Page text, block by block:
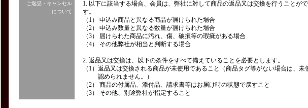
ご返品・キャンセル
について
1. 以下に該当する場合、会員は、弊社に対して商品の返品又は交換を行うことがで
す。
（1） 申込み商品と異なる商品が届けられた場合
（2） 申込み数量と異なる数量が届けられた場合
（3） 届けられた商品に汚れ、傷、破損等の瑕疵がある場合
（4） その他弊社が相当と判断する場合
2. 返品又は交換は、以下の条件をすべて備えていることを必要とします。
（1） 返品又は交換される商品が未使用であること（商品タグ等がない場合は、未
認められません。）
（2） 商品の付属品、添付品、請求書等はお届け時の状態で戻すこと
（3） その他、別途弊社が指定すること